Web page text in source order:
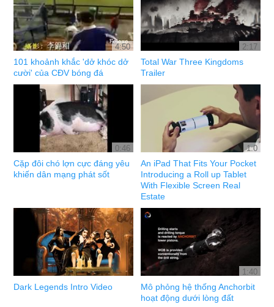
4:50
101 khoảnh khắc 'dở khóc dở
cười' của CĐV bóng đá
2:17
Total War Three Kingdoms
Trailer
0:46
Cặp đôi chó lợn cực đáng yêu
khiến dân mạng phát sốt
1:0
An iPad That Fits Your Pocket
Introducing a Roll up Tablet
With Flexible Screen Real
Estate
Dark Legends Intro Video
1:40
Mô phỏng hệ thống Anchorbit
hoạt động dưới lòng đất